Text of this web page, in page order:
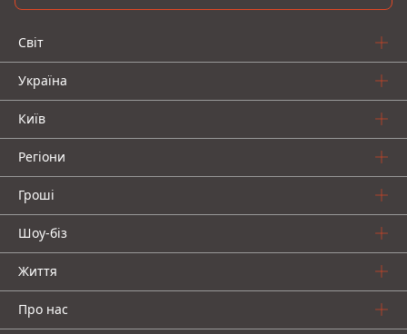
Світ
Україна
Київ
Регіони
Гроші
Шоу-біз
Життя
Про нас